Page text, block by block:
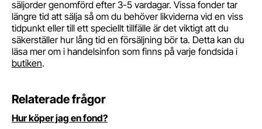
säljorder genomförd efter 3-5 vardagar. Vissa fonder tar
längre tid att sälja så om du behöver likviderna vid en viss
tidpunkt eller till ett speciellt tillfälle är det viktigt att du
säkerställer hur lång tid en försäljning bör ta. Detta kan du
läsa mer om i handelsinfon som finns på varje fondsida i
butiken.
Relaterade frågor
Hur köper jag en fond?